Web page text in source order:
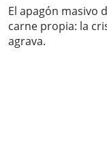
El apagón masivo
carne propia: la
agrava.